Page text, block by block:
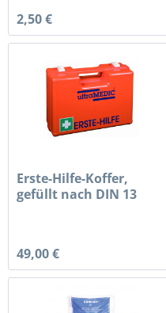
2,50 €
Erste-Hilfe-Koffer,
gefüllt nach DIN 13
49,00 €